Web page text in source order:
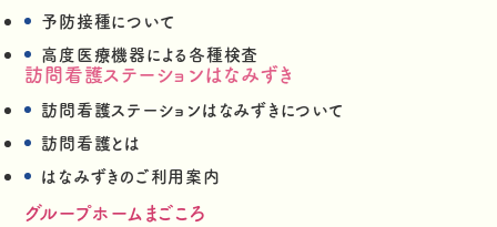
予防接種について
高度医療機器による各種検査
訪問看護ステーションはなみずき
訪問看護ステーションはなみずきについて
訪問看護とは
はなみずきのご利用案内
グループホームまごころ